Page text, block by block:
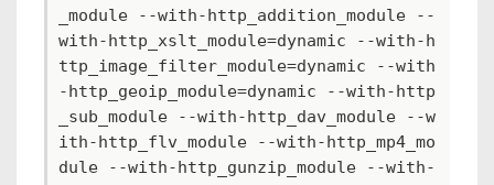
_module --with-http_addition_module --
with-http_xslt_module=dynamic --with-h
ttp_image_filter_module=dynamic --with
-http_geoip_module=dynamic --with-http
_sub_module --with-http_dav_module --w
ith-http_flv_module --with-http_mp4_mo
dule --with-http_gunzip_module --with-